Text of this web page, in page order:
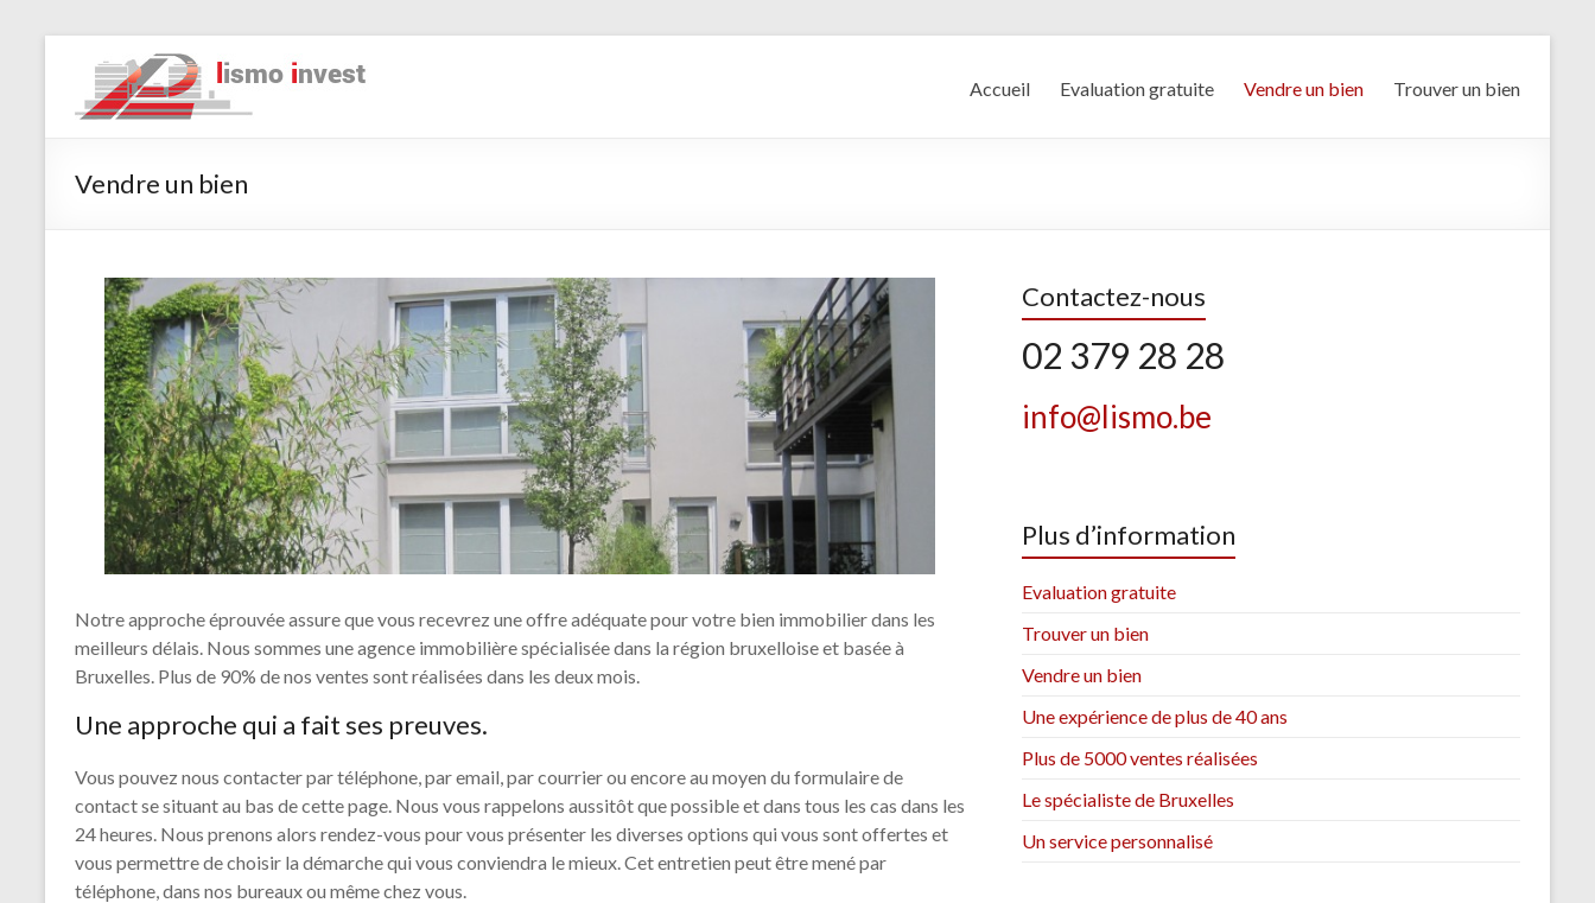
Accueil Evaluation gratuite Vendre un bien Trouver un bien
Vendre un bien
Notre approche éprouvée assure que vous recevrez une offre adéquate pour votre bien immobilier dans les
meilleurs délais. Nous sommes une agence immobilière spécialisée dans la région bruxelloise et basée à
Bruxelles. Plus de 90% de nos ventes sont réalisées dans les deux mois.
Une approche qui a fait ses preuves.
Vous pouvez nous contacter par téléphone, par email, par courrier ou encore au moyen du formulaire de
contact se situant au bas de cette page. Nous vous rappelons aussitôt que possible et dans tous les cas dans les
24 heures. Nous prenons alors rendez-vous pour vous présenter les diverses options qui vous sont offertes et
vous permettre de choisir la démarche qui vous conviendra le mieux. Cet entretien peut être mené par
téléphone, dans nos bureaux ou même chez vous.
Contactez-nous
02 379 28 28
info@lismo.be
Plus d’information
Evaluation gratuite
Trouver un bien
Vendre un bien
Une expérience de plus de 40 ans
Plus de 5000 ventes réalisées
Le spécialiste de Bruxelles
Un service personnalisé